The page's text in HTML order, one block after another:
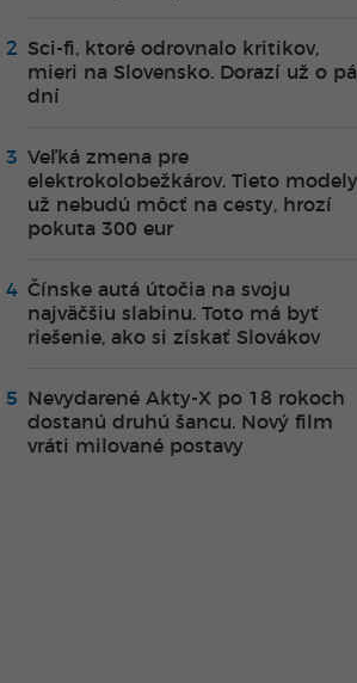
Sci-fi, ktoré odrovnalo kritikov,
mieri na Slovensko. Dorazí už o
dní
Veľká zmena pre
elektrokolobežkárov. Tieto modely
už nebudú môcť na cesty, hrozí
pokuta 300 eur
Čínske autá útočia na svoju
najväčšiu slabinu. Toto má byť
riešenie, ako si získať Slovákov
Nevydarené Akty-X po 18 rokoch
dostanú druhú šancu. Nový film
vráti milované postavy